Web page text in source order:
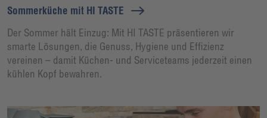
Sommerküche mit HI TASTE
Der Sommer hält Einzug: Mit HI TASTE präsentieren wir
smarte Lösungen, die Genuss, Hygiene und Effizienz
vereinen – damit Küchen- und Serviceteams jederzeit einen
kühlen Kopf bewahren.